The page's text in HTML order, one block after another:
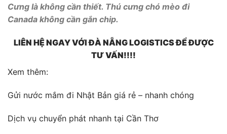
Cưng là không cần thiết. Thú cưng chó mèo đi
Canada không cần gắn chip.
LIÊN HỆ NGAY VỚI ĐÀ NẴNG LOGISTICS ĐỂ ĐƯỢC
TƯ VẤN!!!!
Xem thêm:
Gửi nước mắm đi Nhật Bản giá rẻ – nhanh chóng
Dịch vụ chuyển phát nhanh tại Cần Thơ